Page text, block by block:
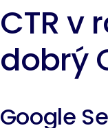
CTR v
dobrý
Google